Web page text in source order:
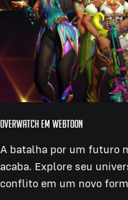
Overwatch em WEBTOON
A batalha por um futuro
acaba. Explore seu
conflito em um novo